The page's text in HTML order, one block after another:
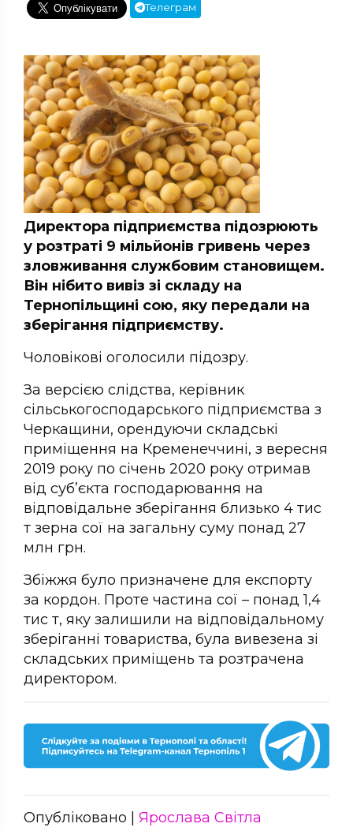
Телеграм
Директора підприємства підозрюють
у розтраті 9 мільйонів гривень через
зловживання службовим становищем.
Він нібито вивіз зі складу на
Тернопільщині сою, яку передали на
зберігання підприємству.
Чоловікові оголосили підозру.
За версією слідства, керівник
сільськогосподарського підприємства з
Черкащини, орендуючи складські
приміщення на Кременеччині, з вересня
2019 року по січень 2020 року отримав
від суб’єкта господарювання на
відповідальне зберігання близько 4 тис
т зерна сої на загальну суму понад 27
млн грн.
Збіжжя було призначене для експорту
за кордон. Проте частина сої – понад 1,4
тис т, яку залишили на відповідальному
зберіганні товариства, була вивезена зі
складських приміщень та розтрачена
директором.
Опубліковано | Ярослава Світла